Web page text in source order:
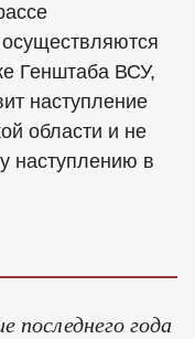
Генштаба ВСУ,
наступление
области и не
наступлению в
последнего года